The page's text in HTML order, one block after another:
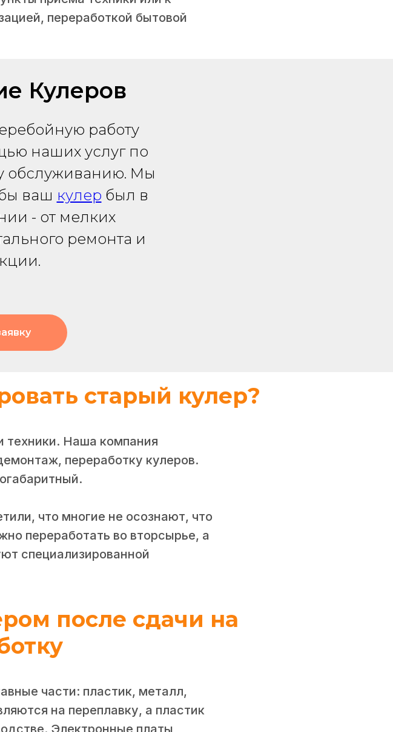
переработкой бытовой
Кулеров
работу
наших услуг по
обслуживанию. Мы
ваш кулер был в
- от мелких
ремонта и
старый кулер?
техники. Наша компания
переработку кулеров.
что многие не осознают, что
переработать во вторсырье, а
специализированной
после сдачи на
части: пластик, металл,
на переплавку, а пластик
Электронные платы